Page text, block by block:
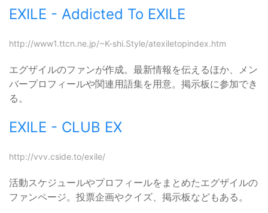
EXILE - Addicted To EXILE
http://www1.ttcn.ne.jp/~K-shi.Style/atexiletopindex.htm
エグザイルのファンが作成。最新情報を伝えるほか、メン
バープロフィールや関連用語集を用意。掲示板に参加でき
る。
EXILE - CLUB EX
http://vvv.cside.to/exile/
活動スケジュールやプロフィールをまとめたエグザイルの
ファンページ。投票企画やクイズ、掲示板などもある。